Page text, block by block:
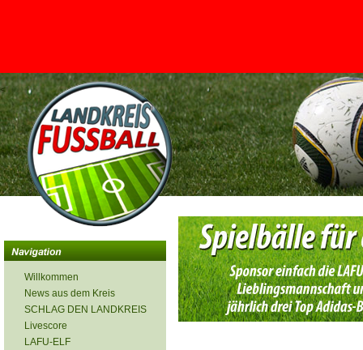
<
Willkommen
News aus dem Kreis
SCHLAG DEN LANDKREIS
Livescore
LAFU-ELF